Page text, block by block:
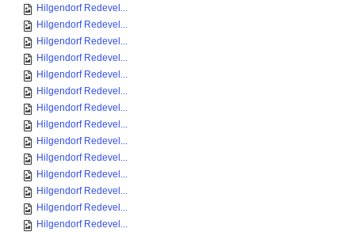
Hilgendorf Redevel...
Hilgendorf Redevel...
Hilgendorf Redevel...
Hilgendorf Redevel...
Hilgendorf Redevel...
Hilgendorf Redevel...
Hilgendorf Redevel...
Hilgendorf Redevel...
Hilgendorf Redevel...
Hilgendorf Redevel...
Hilgendorf Redevel...
Hilgendorf Redevel...
Hilgendorf Redevel...
Hilgendorf Redevel...